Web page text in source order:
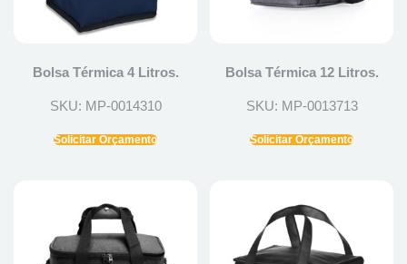
Bolsa Térmica 4 Litros.
SKU: MP-0014310
Solicitar Orçamento
Bolsa Térmica 12 Litros.
SKU: MP-0013713
Solicitar Orçamento